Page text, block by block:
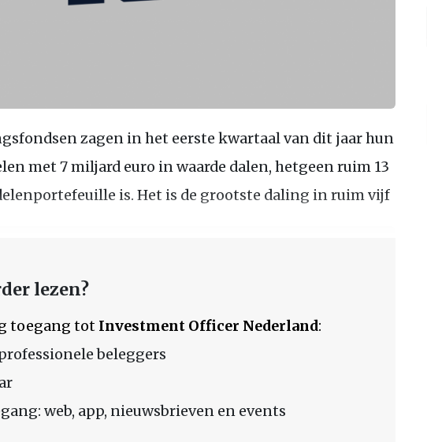
zagen in het eerste kwartaal van dit jaar hun
met 7 miljard euro in waarde dalen, hetgeen ruim 13
is. Het is de grootste daling in ruim vijf
lezen?
toegang tot Investment Officer Nederland:
beleggers
web, app, nieuwsbrieven en events